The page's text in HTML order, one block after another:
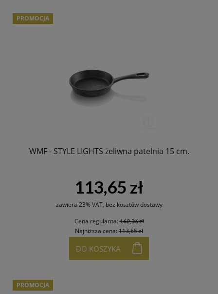
WMF - STYLE LIGHTS żeliwna patelnia 15 cm.
113,65 zł
zawiera 23% VAT, bez kosztów dostawy
Cena regularna:162,36 zł
Najniższa cena: 113,65 zł
DO KOSZYKA
PROMOCJA
PROMOCJA